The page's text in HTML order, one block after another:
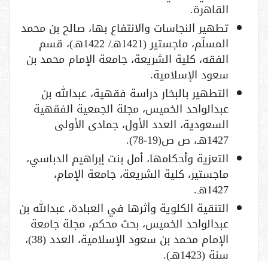
القاهرة.
تطهير النجاسات والانتفاع بها، صالح بن محمد
المسلّم، ماجستير (1421هـ/ 1422هـ)، قسم
الفقه، كلية الشريعة، جامعة الإمام محمد بن
سعود الإسلامية.
التطهير بالبخار دراسة فقهية، عبدالله بن
عبدالواحد الخميس، مجلة الجمعية الفقهية
السعودية، العدد الأول، جمادى الأولى
1427هـ، ص ص(19-78).
التعزية وأحكامها، أمل بنت إبراهيم الدباسي،
ماجستير، كلية الشريعة، جامعة الإمام،
1427هـ.
التنقية الكلوية وأثرها في العبادة، عبدالله بن
عبدالواحد الخميس، بحث محكم، مجلة جامعة
الإمام محمد بن سعود الإسلامية، العدد (38)،
سنة (1423هـ).